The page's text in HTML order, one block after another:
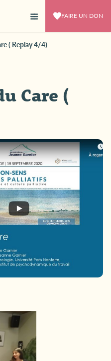
FAIRE UN DON
( Replay 4/4)
Care (